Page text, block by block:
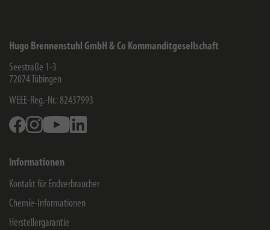
Hugo Brennenstuhl GmbH & Co Kommanditgesellschaft
Seestraße 1-3
72074 Tübingen
WEEE-Reg.-Nr.: 82437993
FacebookInstagramYoutube
Informationen
Kontakt für Endverbraucher
Chemie-Informationen
Herstellergarantie